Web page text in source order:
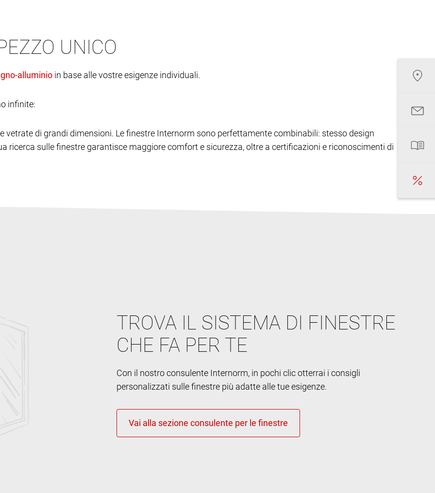
UNICO
in base alle vostre esigenze individuali.
infinite:
vetrate di grandi dimensioni. Le finestre Internorm sono perfettamente combinabili: stesso design
ricerca sulle finestre garantisce maggiore comfort e sicurezza, oltre a certificazioni e riconoscimenti di
TROVA IL SISTEMA DI FINESTRE
CHE FA PER TE
Con il nostro consulente Internorm, in pochi clic otterrai i consigli
personalizzati sulle finestre più adatte alle tue esigenze.